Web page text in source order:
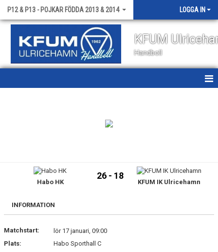
P12 & P13 - POJKAR FÖDDA 2013 & 2014 LOGGA IN
KFUM
Handboll
BILDGALLERI
KONTAKT
Habo HK
26 - 18
KFUM IK Ulricehamn
INFORMATION
Matchstart:
lör 17 januari, 09:00
Plats:
Habo Sporthall C